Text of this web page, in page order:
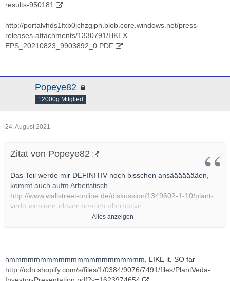
results-950181
http://portalvhds1fxb0jchzgjph.blob.core.windows.net/press-
releases-attachments/1330791/HKEX-
EPS_20210823_9903892_0.PDF
Popeye82
12000g Mitglied
24. August 2021
Zitat von Popeye82
Das Teil werde mir DEFINITIV noch bisschen ansäääääääen,
kommt auch aufm Arbeitstisch
http://www.wallstreet-online.de/diskussion/1349602-1-10/plant-
veda-wenigen-player-bereich-alternative-
halte"(und an "Diesem" Bereich auch sehr, sehr interessiert bin).
In "Special" Nutrition ARea halte aber schon ein bisschen
Alles anzeigen
hmmmmmmmmmmmmmmmmmmmmmm, LIKE it, SO far
http://cdn.shopify.com/s/files/1/0384/9076/7491/files/PlantVeda-